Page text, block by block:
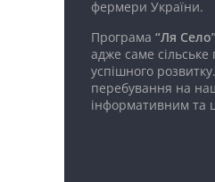
фермери України.
Програма “Ля
адже саме
успішного
перебування на
інформативним та